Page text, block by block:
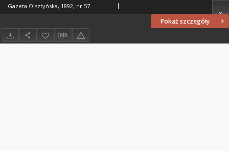
Pokaż szczegóły
Gazeta Olsztyńska, 1892, nr 57